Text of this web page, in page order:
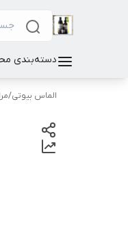
دسته‌بندی
الماس بیوتی/